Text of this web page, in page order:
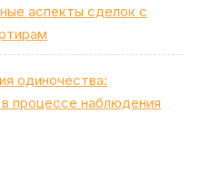
аспекты сделок с
одиночества:
процессе наблюдения